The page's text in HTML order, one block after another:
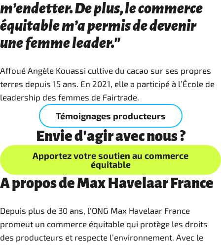
m’endetter. De plus, le commerce
équitable m’a permis de devenir
une femme leader."
Affoué Angèle Kouassi cultive du cacao sur ses propres
terres depuis 15 ans. En 2021, elle a participé à l’École de
leadership des femmes de Fairtrade.
Témoignages producteurs
Envie d'agir avec nous ?
Apportez votre soutien au commerce
équitable
A propos de Max Havelaar France
Depuis plus de 30 ans, l'ONG Max Havelaar France
promeut un commerce équitable qui protège les droits
des producteurs et respecte l’environnement. Avec le